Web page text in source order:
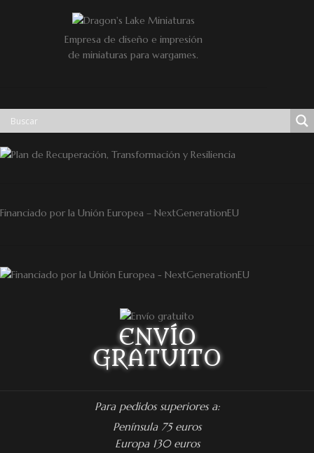
Empresa de diseño e impresión
de miniaturas para wargames.
Financiado por la Unión Europea – NextGenerationEU
ENVÍO
GRATUITO
Para pedidos superiores a:
Península 75 euros
Europa 130 euros